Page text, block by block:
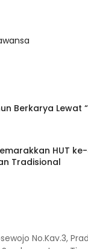
Berkarya Lewat
HUT
Tradisional
No.Kav.3,